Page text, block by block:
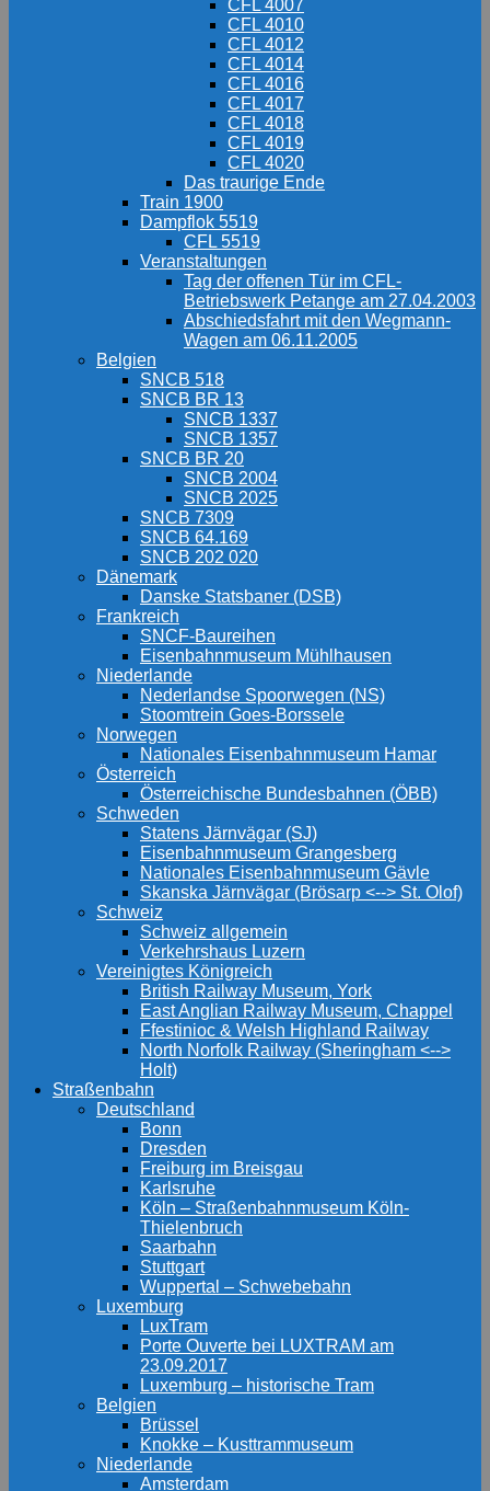
CFL 4007
CFL 4010
CFL 4012
CFL 4014
CFL 4016
CFL 4017
CFL 4018
CFL 4019
CFL 4020
Das traurige Ende
Train 1900
Dampflok 5519
CFL 5519
Veranstaltungen
Tag der offenen Tür im CFL-
Betriebswerk Petange am 27.04.2003
Abschiedsfahrt mit den Wegmann-
Wagen am 06.11.2005
Belgien
SNCB 518
SNCB BR 13
SNCB 1337
SNCB 1357
SNCB BR 20
SNCB 2004
SNCB 2025
SNCB 7309
SNCB 64.169
SNCB 202 020
Dänemark
Danske Statsbaner (DSB)
Frankreich
SNCF-Baureihen
Eisenbahnmuseum Mühlhausen
Niederlande
Nederlandse Spoorwegen (NS)
Stoomtrein Goes-Borssele
Norwegen
Nationales Eisenbahnmuseum Hamar
Österreich
Österreichische Bundesbahnen (ÖBB)
Schweden
Statens Järnvägar (SJ)
Eisenbahnmuseum Grangesberg
Nationales Eisenbahnmuseum Gävle
Skanska Järnvägar (Brösarp <--> St. Olof)
Schweiz
Schweiz allgemein
Verkehrshaus Luzern
Vereinigtes Königreich
British Railway Museum, York
East Anglian Railway Museum, Chappel
Ffestinioc & Welsh Highland Railway
North Norfolk Railway (Sheringham <-->
Holt)
Straßenbahn
Deutschland
Bonn
Dresden
Freiburg im Breisgau
Karlsruhe
Köln – Straßenbahnmuseum Köln-
Thielenbruch
Saarbahn
Stuttgart
Wuppertal – Schwebebahn
Luxemburg
LuxTram
Porte Ouverte bei LUXTRAM am
23.09.2017
Luxemburg – historische Tram
Belgien
Brüssel
Knokke – Kusttrammuseum
Niederlande
Amsterdam